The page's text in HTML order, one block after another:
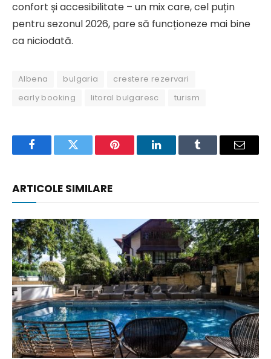
confort și accesibilitate – un mix care, cel puțin
pentru sezonul 2026, pare să funcționeze mai bine
ca niciodată.
Albena bulgaria
crestere rezervari
early booking
litoral bulgaresc turism
FacebookTwitter Pinterest LinkedInTumblr Email
ARTICOLE SIMILARE